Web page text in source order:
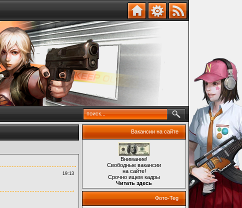
19:13
Вакансии на сайте
Внимание!
Свободные вакансии
на сайте!
Срочно ищем кадры
Читать здесь
Фото-Teg